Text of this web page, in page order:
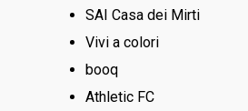
SAI Casa dei Mirti
Vivi a colori
booq
Athletic FC